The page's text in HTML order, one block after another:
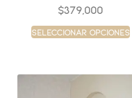
$379,000
Seleccionar opciones